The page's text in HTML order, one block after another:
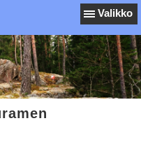
Valikko